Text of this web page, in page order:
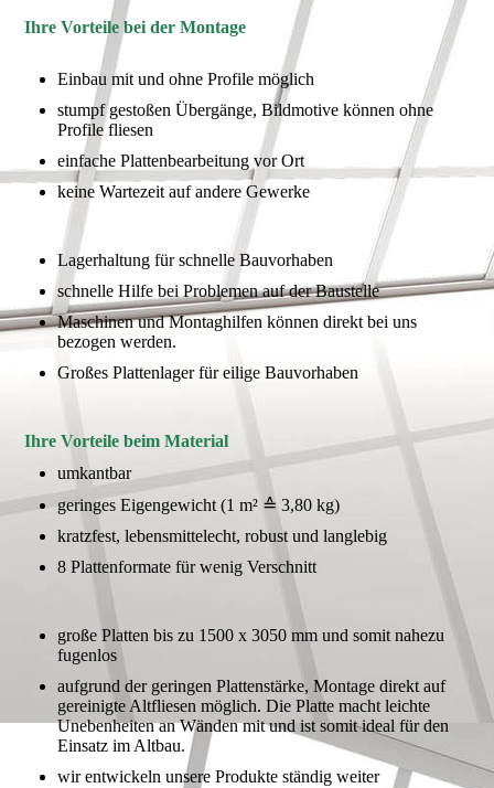
Ihre Vorteile bei der Montage
Einbau mit und ohne Profile möglich
stumpf gestoßen Übergänge, Bildmotive können ohne
Profile fliesen
einfache Plattenbearbeitung vor Ort
keine Wartezeit auf andere Gewerke
Lagerhaltung für schnelle Bauvorhaben
schnelle Hilfe bei Problemen auf der Baustelle
Maschinen und Montaghilfen können direkt bei uns
bezogen werden.
Großes Plattenlager für eilige Bauvorhaben
Ihre Vorteile beim Material
umkantbar
geringes Eigengewicht (1 m² ≙ 3,80 kg)
kratzfest, lebensmittelecht, robust und langlebig
8 Plattenformate für wenig Verschnitt
große Platten bis zu 1500 x 3050 mm und somit nahezu
fugenlos
aufgrund der geringen Plattenstärke, Montage direkt auf
gereinigte Altfliesen möglich. Die Platte macht leichte
Unebenheiten an Wänden mit und ist somit ideal für den
Einsatz im Altbau.
wir entwickeln unsere Produkte ständig weiter